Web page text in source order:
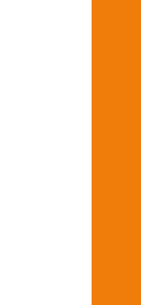
de
De